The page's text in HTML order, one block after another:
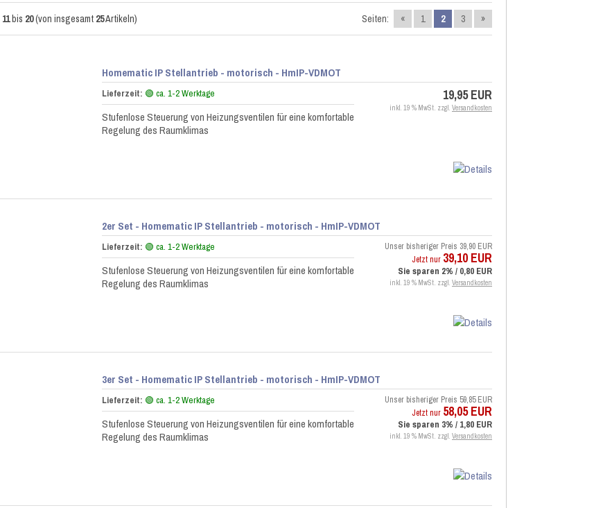
11bis 20(von insgesamt 25Artikeln) Seiten: « 1 2 3 »
Homematic IP Stellantrieb - motorisch - HmIP-VDMOT
Lieferzeit: 🟢 ca. 1-2 Werktage
Stufenlose Steuerung von Heizungsventilen für eine komfortable
Regelung des Raumklimas
19,95 EUR
inkl. 19 % MwSt. zzgl. Versandkosten
2er Set - Homematic IP Stellantrieb - motorisch - HmIP-VDMOT
Lieferzeit: 🟢 ca. 1-2 Werktage
Stufenlose Steuerung von Heizungsventilen für eine komfortable
Regelung des Raumklimas
Unser bisheriger Preis 39,90 EUR
Jetzt nur 39,10 EUR
Sie sparen 2% / 0,80 EUR
inkl. 19 % MwSt. zzgl. Versandkosten
3er Set - Homematic IP Stellantrieb - motorisch - HmIP-VDMOT
Lieferzeit: 🟢 ca. 1-2 Werktage
Stufenlose Steuerung von Heizungsventilen für eine komfortable
Regelung des Raumklimas
Unser bisheriger Preis 59,85 EUR
Jetzt nur 58,05 EUR
Sie sparen 3% / 1,80 EUR
inkl. 19 % MwSt. zzgl. Versandkosten